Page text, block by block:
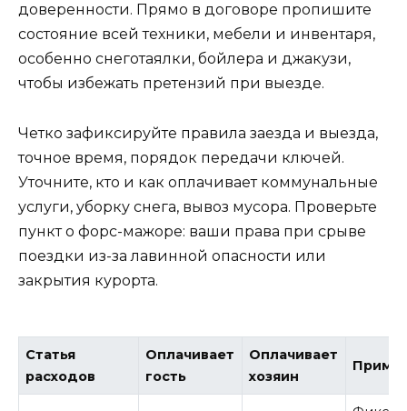
доверенности. Прямо в договоре пропишите
состояние всей техники, мебели и инвентаря,
особенно снеготаялки, бойлера и джакузи,
чтобы избежать претензий при выезде.
Четко зафиксируйте правила заезда и выезда,
точное время, порядок передачи ключей.
Уточните, кто и как оплачивает коммунальные
услуги, уборку снега, вывоз мусора. Проверьте
пункт о форс-мажоре: ваши права при срыве
поездки из-за лавинной опасности или
закрытия курорта.
Статья
расходов
Оплачивает
гость
Оплачивает
хозяин